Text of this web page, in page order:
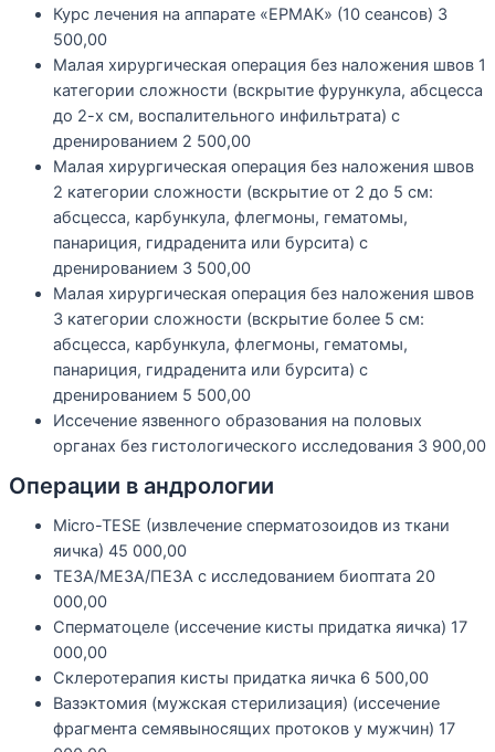
Курс лечения на аппарате «ЕРМАК» (10 сеансов) 3
500,00
Малая хирургическая операция без наложения швов 1
категории сложности (вскрытие фурункула, абсцесса
до 2-х см, воспалительного инфильтрата) с
дренированием 2 500,00
Малая хирургическая операция без наложения швов
2 категории сложности (вскрытие от 2 до 5 см:
абсцесса, карбункула, флегмоны, гематомы,
панариция, гидраденита или бурсита) с
дренированием 3 500,00
Малая хирургическая операция без наложения швов
3 категории сложности (вскрытие более 5 см:
абсцесса, карбункула, флегмоны, гематомы,
панариция, гидраденита или бурсита) с
дренированием 5 500,00
Иссечение язвенного образования на половых
органах без гистологического исследования 3 900,00
Операции в андрологии
Micro-TESE (извлечение сперматозоидов из ткани
яичка) 45 000,00
ТЕЗА/МЕЗА/ПЕЗА с исследованием биоптата 20
000,00
Сперматоцеле (иссечение кисты придатка яичка) 17
000,00
Склеротерапия кисты придатка яичка 6 500,00
Вазэктомия (мужская стерилизация) (иссечение
фрагмента семявыносящих протоков у мужчин) 17